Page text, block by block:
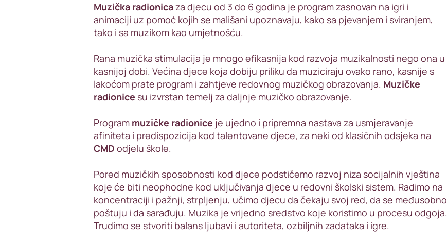
Muzička radionicaza djecu od 3 do 6 godina je program zasnovan na igri i
animaciji uz pomoć kojih se mališani upoznavaju, kako sa pjevanjem i sviranjem,
tako i sa muzikom kao umjetnošću.
Rana muzička stimulacija je mnogo efikasnija kod razvoja muzikalnosti nego ona u
kasnijoj dobi. Većina djece koja dobiju priliku da muziciraju ovako rano, kasnije s
lakoćom prate program i zahtjeve redovnog muzičkog obrazovanja. Muzičke
radionice su izvrstan temelj za daljnje muzičko obrazovanje.
Program muzičke radionice je ujedno i pripremna nastava za usmjeravanje
afiniteta i predispozicija kod talentovane djece, za neki od klasičnih odsjeka na
CMD odjelu škole.
Pored muzičkih sposobnosti kod djece podstičemo razvoj niza socijalnih vještina
koje će biti neophodne kod uključivanja djece u redovni školski sistem. Radimo na
koncentraciji i pažnji, strpljenju, učimo djecu da čekaju svoj red, da se međusobno
poštuju i da sarađuju. Muzika je vrijedno sredstvo koje koristimo u procesu odgoja.
Trudimo se stvoriti balans ljubavi i autoriteta, ozbiljnih zadataka i igre.